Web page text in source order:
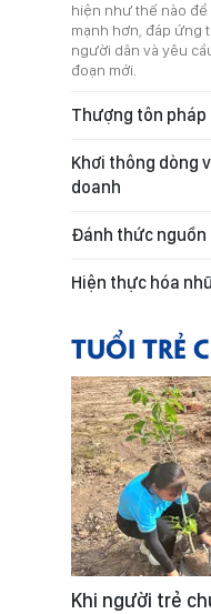
hiện như thế nào
mạnh hơn, đáp ứng
người dân và yêu
đoạn mới.
Thượng tôn
Khơi thông dòng
doanh
Đánh thức
Hiện thực hóa
TUỔI TRẺ
Khi người trẻ